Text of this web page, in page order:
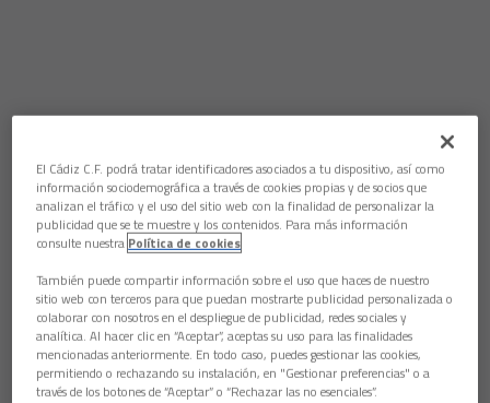
El Cádiz C.F. podrá tratar identificadores asociados a tu dispositivo, así como
información sociodemográfica a través de cookies propias y de socios que
analizan el tráfico y el uso del sitio web con la finalidad de personalizar la
publicidad que se te muestre y los contenidos. Para más información
consulte nuestra Política de cookies
También puede compartir información sobre el uso que haces de nuestro
sitio web con terceros para que puedan mostrarte publicidad personalizada o
colaborar con nosotros en el despliegue de publicidad, redes sociales y
analítica. Al hacer clic en “Aceptar”, aceptas su uso para las finalidades
mencionadas anteriormente. En todo caso, puedes gestionar las cookies,
permitiendo o rechazando su instalación, en "Gestionar preferencias" o a
través de los botones de “Aceptar” o “Rechazar las no esenciales”.